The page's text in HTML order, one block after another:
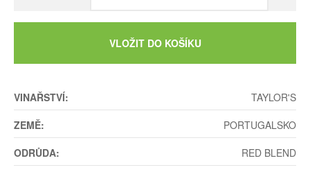
VLOŽIT DO KOŠÍKU
VINAŘSTVÍ:
TAYLOR'S
ZEMĚ:
PORTUGALSKO
ODRŮDA:
RED BLEND